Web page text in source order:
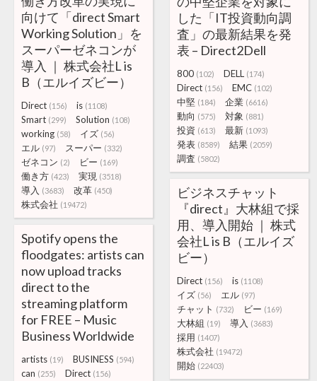
した「IT投資動向調
査」の最新結果を発
表 – Direct2Dell
800 (102) DELL (174)
Direct (156) EMC (102)
中堅 (184) 企業 (6616)
動向 (575) 対象 (881)
投資 (613) 最新 (1093)
発表 (8589) 結果 (2059)
調査 (5802)
向けて「direct Smart
Working Solution」を
スーパーゼネコンが
導入 ｜ 株式会社L is
B（エルイズビー）
Direct (156) is (1108)
Smart (299) Solution (108)
working (58) イズ (56)
エル (97) スーパー (332)
ゼネコン (2) ビー (169)
働き方 (423) 実現 (3518)
導入 (3683) 改革 (450)
株式会社 (19472)
ビジネスチャット
『direct』大林組で採
用、導入開始 ｜ 株式
会社L is B（エルイズ
ビー）
Direct (156) is (1108)
イズ (56) エル (97)
チャット (732) ビー (169)
大林組 (19) 導入 (3683)
採用 (1407)
株式会社 (19472)
開始 (22403)
Spotify opens the
floodgates: artists can
now upload tracks
direct to the
streaming platform
for FREE – Music
Business Worldwide
artists (19) BUSINESS (594)
can (255) Direct (156)